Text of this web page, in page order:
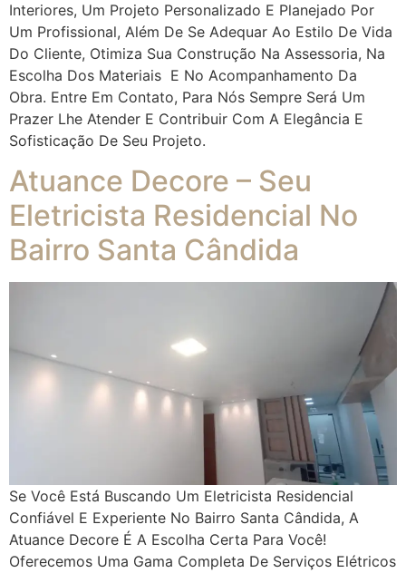
Interiores, Um Projeto Personalizado E Planejado Por
Um Profissional, Além De Se Adequar Ao Estilo De Vida
Do Cliente, Otimiza Sua Construção Na Assessoria, Na
Escolha Dos Materiais E No Acompanhamento Da
Obra. Entre Em Contato, Para Nós Sempre Será Um
Prazer Lhe Atender E Contribuir Com A Elegância E
Sofisticação De Seu Projeto.
Atuance Decore – Seu
Eletricista Residencial No
Bairro Santa Cândida
Se Você Está Buscando Um Eletricista Residencial
Confiável E Experiente No Bairro Santa Cândida, A
Atuance Decore É A Escolha Certa Para Você!
Oferecemos Uma Gama Completa De Serviços Elétricos